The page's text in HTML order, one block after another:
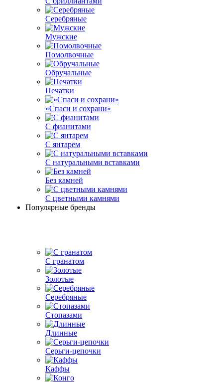
Серебряные
Мужские
Помолвочные
Обручальные
Печатки
«Спаси и сохрани»
С фианитами
С янтарем
С натуральными вставками
Без камней
С цветными камнями
Популярные бренды
С гранатом
Золотые
Серебряные
Стопазами
Длинные
Серьги-цепочки
Каффы